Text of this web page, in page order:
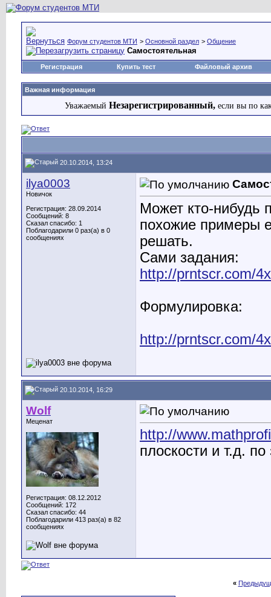
Форум студентов МТИ > Основной раздел > Общение
Самостоятельная
Регистрация Купить тест Файловый архив
Важная информация
Уважаемый Незарегистрированный, если вы по
20.10.2014, 13:24
ilya0003
Новичок
Регистрация: 28.09.2014
Сообщений: 8
Сказал спасибо: 1
Поблагодарили 0 раз(а) в 0
сообщениях
Может кто-нибудь
похожие примеры
решать.
Сами задания:
http://prntscr.com/
Формулировка:
http://prntscr.com/
20.10.2014, 16:29
Wolf
Меценат
Регистрация: 08.12.2012
Сообщений: 172
Сказал спасибо: 44
Поблагодарили 413 раз(а) в 82
сообщениях
http://
плоскости и т.д.
«